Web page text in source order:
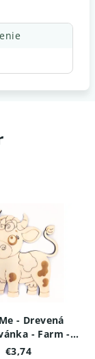
- Drevená
- Farm -
Kravička
€3,74